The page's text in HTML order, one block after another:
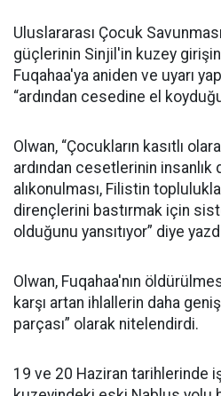
Uluslararası Çocuk
güçlerinin Sinjil'in kuzey
Fuqahaa'ya aniden ve uyarı
“ardından cesedine el
Olwan, “Çocukların kasıtlı
ardından cesetlerinin insanlık
alıkonulması, Filistin
dirençlerini bastırmak için
olduğunu yansıtıyor” diye
Olwan, Fuqahaa'nın
karşı artan ihlallerin daha
parçası” olarak nitelendirdi.
19 ve 20 Haziran tarihlerinde